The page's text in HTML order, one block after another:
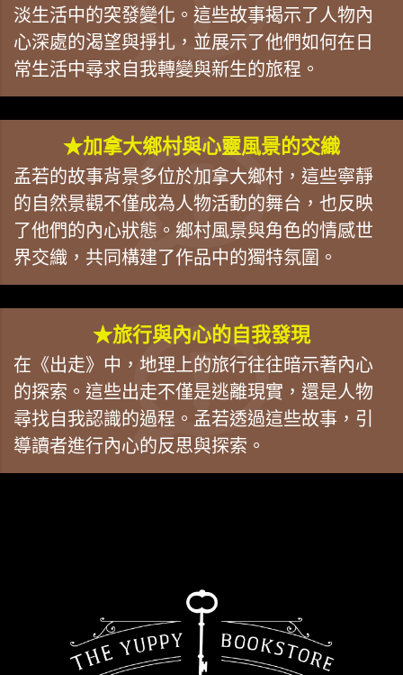
淡生活中的突發變化。這些故事揭示了人物內
心深處的渴望與掙扎，並展示了他們如何在日
常生活中尋求自我轉變與新生的旅程。
★加拿大鄉村與心靈風景的交織
孟若的故事背景多位於加拿大鄉村，這些寧靜
的自然景觀不僅成為人物活動的舞台，也反映
了他們的內心狀態。鄉村風景與角色的情感世
界交織，共同構建了作品中的獨特氛圍。
★旅行與內心的自我發現
在《出走》中，地理上的旅行往往暗示著內心
的探索。這些出走不僅是逃離現實，還是人物
尋找自我認識的過程。孟若透過這些故事，引
導讀者進行內心的反思與探索。